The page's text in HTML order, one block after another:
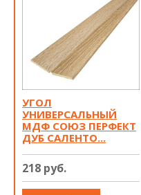
УГОЛ
УНИВЕРСАЛЬНЫЙ
МДФ СОЮЗ ПЕРФЕКТ
ДУБ САЛЕНТО...
218 руб.